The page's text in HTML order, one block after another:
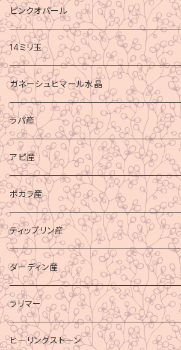
ピンクオパール
14ミリ玉
ガネーシュヒマール水晶
ラパ産
アピ産
ポカラ産
ティップリン産
ダーディン産
ラリマー
ヒーリングストーン